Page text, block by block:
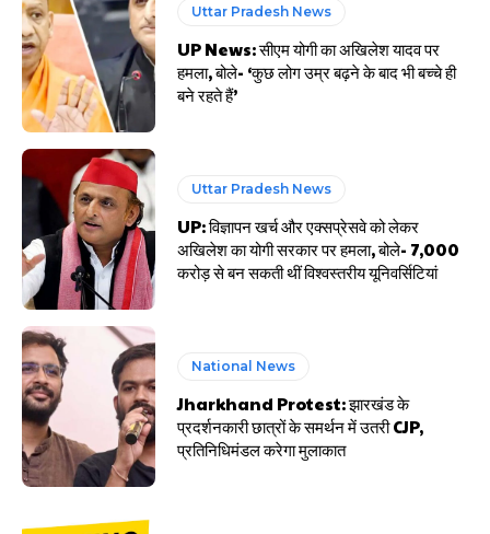
Uttar Pradesh News
UP News: सीएम योगी का अखिलेश यादव पर
हमला, बोले- ‘कुछ लोग उम्र बढ़ने के बाद भी बच्चे ही
बने रहते हैं’
Uttar Pradesh News
UP: विज्ञापन खर्च और एक्सप्रेसवे को लेकर
अखिलेश का योगी सरकार पर हमला, बोले- 7,000
करोड़ से बन सकती थीं विश्वस्तरीय यूनिवर्सिटियां
National News
Jharkhand Protest: झारखंड के
प्रदर्शनकारी छात्रों के समर्थन में उतरी CJP,
प्रतिनिधिमंडल करेगा मुलाकात